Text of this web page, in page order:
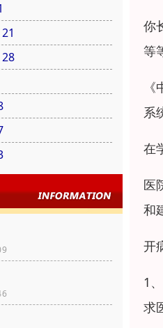
21
28
你
等
系
在
医
和
开
1
求